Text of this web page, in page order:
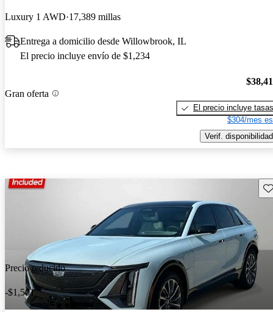
Luxury 1 AWD 17,389 millas
Entrega a domicilio desde Willowbrook, IL
El precio incluye envío de $1,234
Gran oferta
El precio incluye tasas
$304/mes
Verif. disponibilidad
Precio reducido
-$1,501